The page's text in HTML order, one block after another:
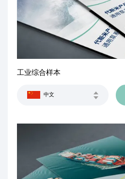
工业综合样本
中文